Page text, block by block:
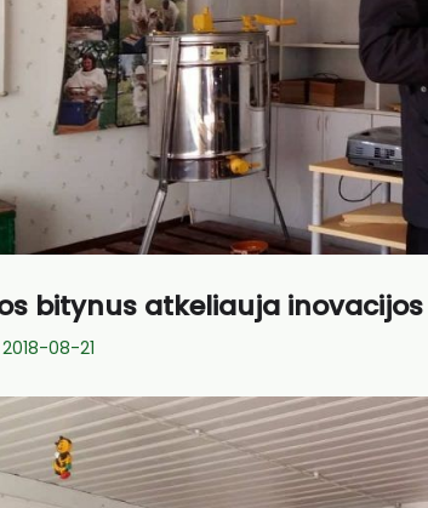
bitynus atkeliauja inovacijos
2018-08-21